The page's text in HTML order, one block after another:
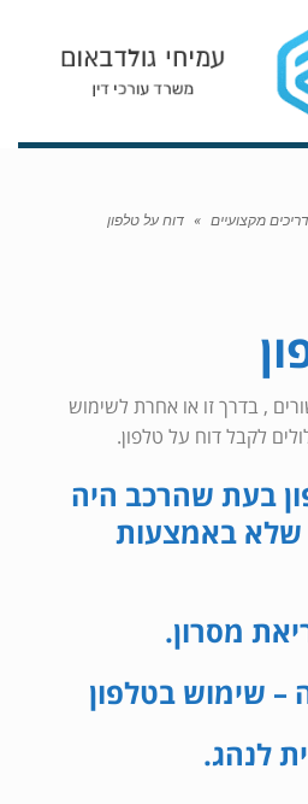
מקצועיים » דוח על טלפון
, בדרך זו או אחרת לשימוש
לקבל דוח על טלפון.
בעת שהרכב היה
שלא באמצעות
מסרון.
– שימוש בטלפון
לנהג.